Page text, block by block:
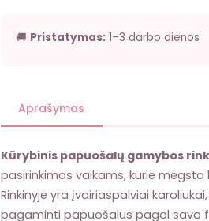
🚚 Pristatymas: 1–3 darbo dienos
Aprašymas
Kūrybinis papuošalų gamybos
pasirinkimas vaikams, kurie mėgsta
Rinkinyje yra įvairiaspalviai
pagaminti papuošalus pagal savo